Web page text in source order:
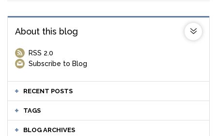
About this blog
RSS 2.0
Subscribe to Blog
RECENT POSTS
TAGS
BLOG ARCHIVES